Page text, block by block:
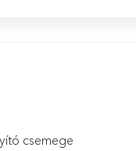
csemege